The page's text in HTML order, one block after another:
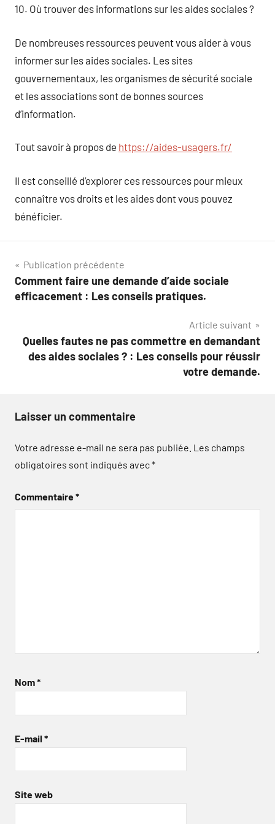
10. Où trouver des informations sur les aides sociales ?
De nombreuses ressources peuvent vous aider à vous
informer sur les aides sociales. Les sites
gouvernementaux, les organismes de sécurité sociale
et les associations sont de bonnes sources
d’information.
Tout savoir à propos de https://aides-usagers.fr/
Il est conseillé d’explorer ces ressources pour mieux
connaître vos droits et les aides dont vous pouvez
bénéficier.
Navigation
de
Publication précédente
Comment faire une demande d’aide sociale
efficacement : Les conseils pratiques.
Article suivant
Quelles fautes ne pas commettre en demandant
des aides sociales ? : Les conseils pour réussir
votre demande.
Laisser un commentaire
Votre adresse e-mail ne sera pas publiée. Les champs
obligatoires sont indiqués avec*
Commentaire*
Nom*
E-mail *
Site web